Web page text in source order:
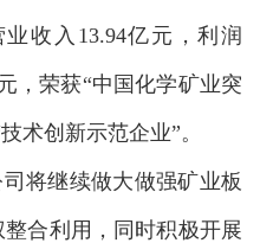
业收入 13.94亿元，利润
，荣获“中国化学矿业突
术创新示范企业”。
将继续做大做强矿业板
合利用，同时积极开展